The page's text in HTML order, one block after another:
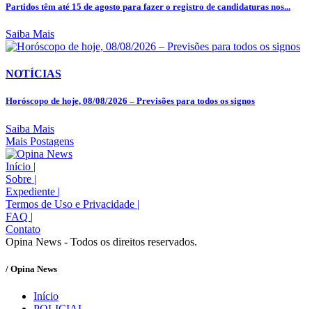
Partidos têm até 15 de agosto para fazer o registro de candidaturas nos...
Saiba Mais
NOTÍCIAS
Horóscopo de hoje, 08/08/2026 – Previsões para todos os signos
Saiba Mais
Mais Postagens
Início |
Sobre |
Expediente |
Termos de Uso e Privacidade |
FAQ |
Contato
Opina News - Todos os direitos reservados.
/ Opina News
Início